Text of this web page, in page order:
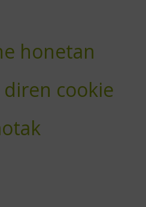
honetan
cookie